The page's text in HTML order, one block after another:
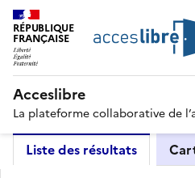
RÉPUBLIQUE
FRANÇAISE
Acceslibre
La plateforme collaborative de
Liste des résultats